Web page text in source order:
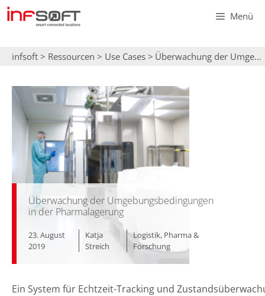
Zum
Inhalt
Menü
infsoft > Ressourcen > Use Cases > Überwachung der Umgebungsbedingungen in der Pharmalagerung
Überwachung der Umgebungsbedingungen
in der Pharmalagerung
23. August
2019
Katja
Streich
Logistik, Pharma &
Forschung
Ein System für Echtzeit-Tracking und